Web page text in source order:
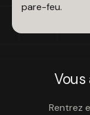
pare-feu.
Vous
Rentrez